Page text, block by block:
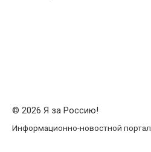
© 2026 Я за Россию!
Информационно-новостной портал